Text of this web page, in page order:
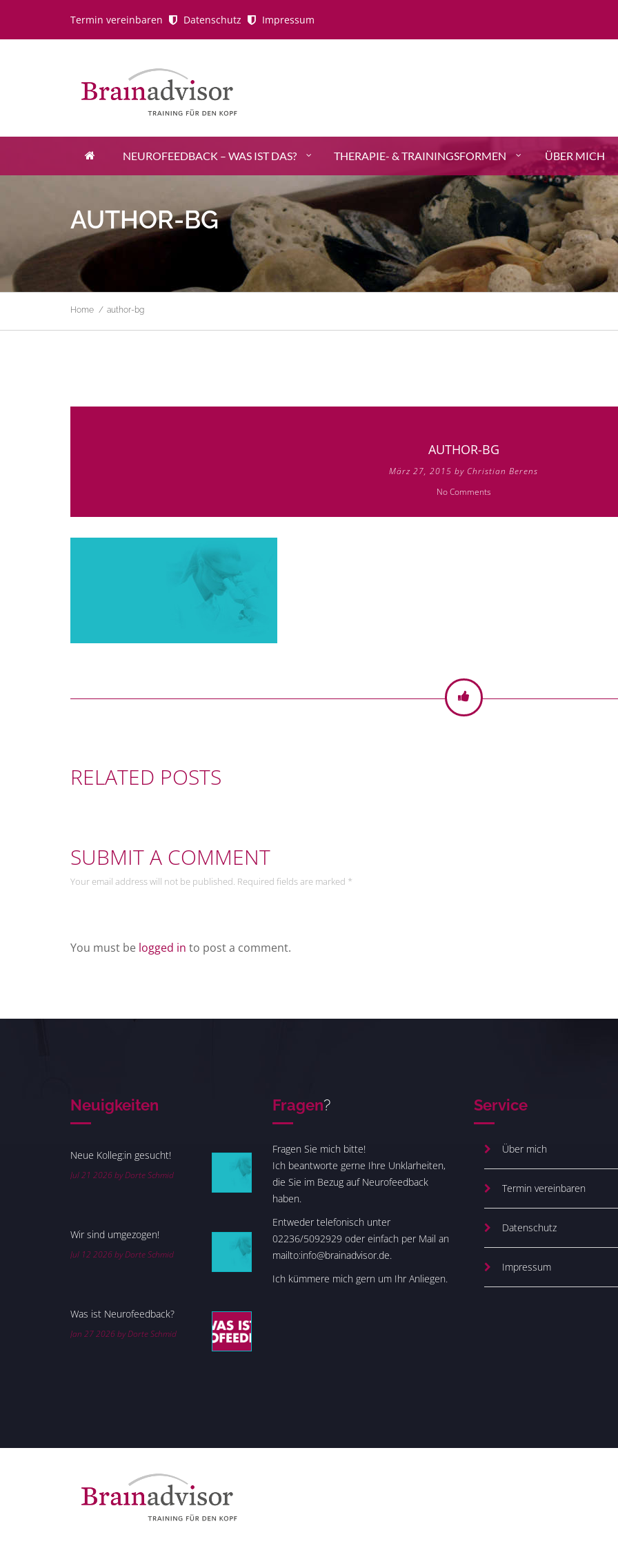
Termin vereinbaren Datenschutz Impressum
ALL FIELDS ARE REQUIRED.
Close Appointment form
NEUROFEEDBACK – WAS IST DAS? THERAPIE- & TRAININGSFORMEN ÜBER MICH
AUTHOR-BG
Home author-bg
AUTHOR-BG
März 27, 2015 by Christian Berens
No Comments
RELATED POSTS
SUBMIT A COMMENT
Your email address will not be published. Required fields are marked *
You must be logged in to post a comment.
Neuigkeiten
Neue Kolleg:in gesucht!
Jul 21 2026 by Dorte Schmid
Wir sind umgezogen!
Jul 12 2026 by Dorte Schmid
Was ist Neurofeedback?
Jan 27 2026 by Dorte Schmid
Fragen?
Fragen Sie mich bitte!
Ich beantworte gerne Ihre Unklarheiten,
die Sie im Bezug auf Neurofeedback
haben.
Entweder telefonisch unter
02236/5092929 oder einfach per Mail an
mailto:info@brainadvisor.de.
Ich kümmere mich gern um Ihr Anliegen.
Service
Über mich
Termin vereinbaren
Datenschutz
Impressum